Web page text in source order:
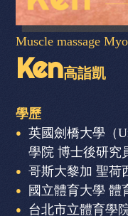
Muscle massage
Ken高詣凱
學歷
英國劍橋大學（
學院 博士後研究
哥斯大黎加 聖荷
國立體育大學 體
台北市立體育學